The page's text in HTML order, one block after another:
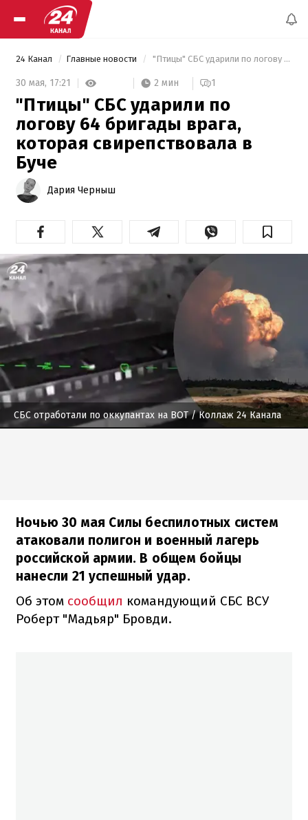
24 Канал Главные новости "Птицы" СБС ударили по логову 64 бригады врага, которая свирепствовала в Буче
30 мая, 17:21 2 мин 1
"Птицы" СБС ударили по
логову 64 бригады врага,
которая свирепствовала в
Буче
Дария Черныш
СБС отработали по оккупантах на ВОТ/ Коллаж 24 Канала
Ночью 30 мая Силы беспилотных систем
атаковали полигон и военный лагерь
российской армии. В общем бойцы
нанесли 21 успешный удар.
Об этом сообщил командующий СБС ВСУ
Роберт "Мадьяр" Бровди.